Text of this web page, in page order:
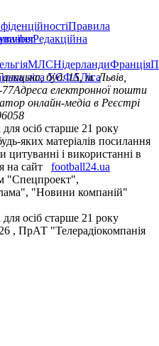
Правила
Редакційна
viber
МЛСНідерландиФранція
ліга УЄФАЛіга
буд. 15, м. Львів,
Адреса електронної пошти
онлайн-медіа в Реєстрі
осіб старше 21 року
яких матеріалів посилання
і використанні в
на сайт
football24.ua
"Спецпроект",
"Новини компаній"
осіб старше 21 року
, ПрАТ "Телерадіокомпанія